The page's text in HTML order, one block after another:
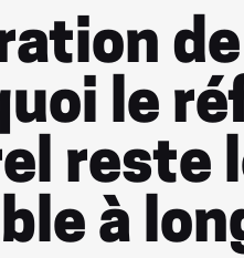
le
reste
à